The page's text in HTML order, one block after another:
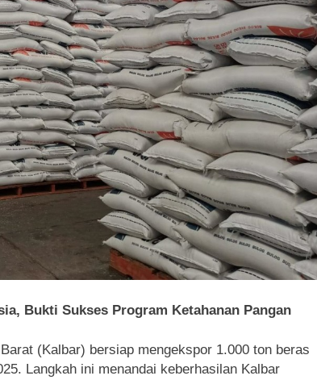
Bukti Sukses Program Ketahanan Pangan
(Kalbar) bersiap mengekspor 1.000 ton beras
Langkah ini menandai keberhasilan Kalbar